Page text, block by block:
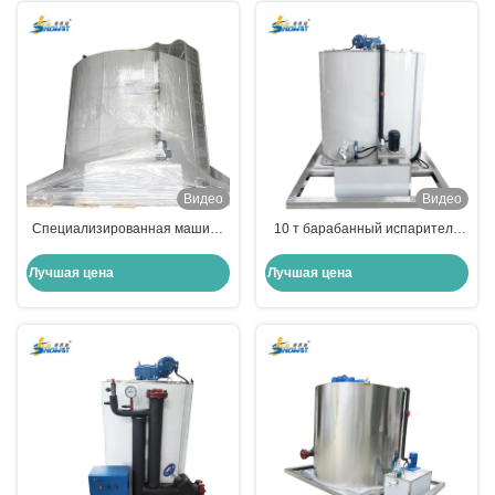
Видео
Специализированная машина
барабан 50Т
Лучшая цена
Видео
10 т барабанный испаритель
испаритель для системы
Лучшая цена